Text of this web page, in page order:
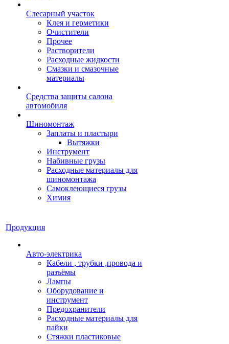
Слесарный участок
Клея и герметики
Очистители
Прочее
Растворители
Расходные жидкости
Смазки и смазочные
материалы
Средства защиты салона
автомобиля
Шиномонтаж
Заплаты и пластыри
Вытяжки
Инструмент
Набивные грузы
Расходные материалы для
шиномонтажа
Самоклеющиеся грузы
Химия
Продукция
Авто-электрика
Кабели , трубки ,провода и
разъёмы
Лампы
Оборудование и
инструмент
Предохранители
Расходные материалы для
пайки
Стяжки пластиковые